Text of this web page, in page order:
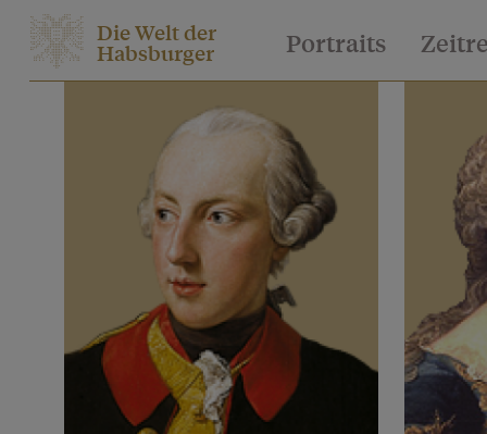
Die Welt der
Habsburger Portraits